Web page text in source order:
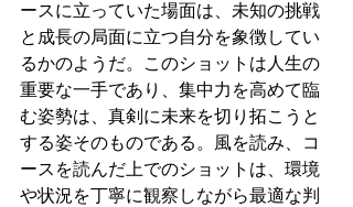
ースに立っていた場面は、未知の挑戦
と成長の局面に立つ自分を象徴してい
るかのようだ。このショットは人生の
重要な一手であり、集中力を高めて臨
む姿勢は、真剣に未来を切り拓こうと
する姿そのものである。風を読み、コ
ースを読んだ上でのショットは、環境
や状況を丁寧に観察しながら最適な判